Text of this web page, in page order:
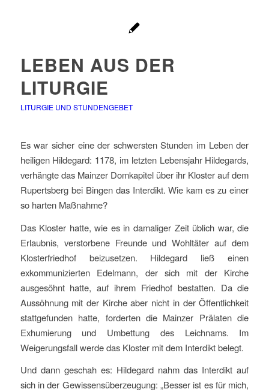
LEBEN AUS DER
LITURGIE
LITURGIE UND STUNDENGEBET
Es war sicher eine der schwersten Stunden im Leben der
heiligen Hildegard: 1178, im letzten Lebensjahr Hildegards,
verhängte das Mainzer Domkapitel über ihr Kloster auf dem
Rupertsberg bei Bingen das Interdikt. Wie kam es zu einer
so harten Maßnahme?
Das Kloster hatte, wie es in damaliger Zeit üblich war, die
Erlaubnis, verstorbene Freunde und Wohltäter auf dem
Klosterfriedhof beizusetzen. Hildegard ließ einen
exkommunizierten Edelmann, der sich mit der Kirche
ausgesöhnt hatte, auf ihrem Friedhof bestatten. Da die
Aussöhnung mit der Kirche aber nicht in der Öffentlichkeit
stattgefunden hatte, forderten die Mainzer Prälaten die
Exhumierung und Umbettung des Leichnams. Im
Weigerungsfall werde das Kloster mit dem Interdikt belegt.
Und dann geschah es: Hildegard nahm das Interdikt auf
sich in der Gewissensüberzeugung: „Besser ist es für mich,